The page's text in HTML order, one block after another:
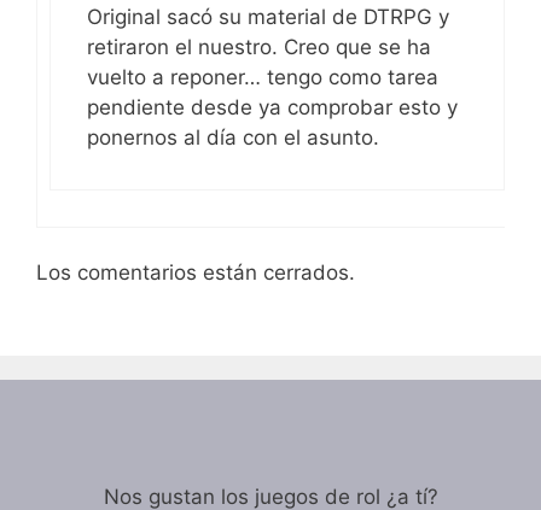
Original sacó su material de DTRPG y
retiraron el nuestro. Creo que se ha
vuelto a reponer… tengo como tarea
pendiente desde ya comprobar esto y
ponernos al día con el asunto.
Los comentarios están cerrados.
Nos gustan los juegos de rol ¿a tí?